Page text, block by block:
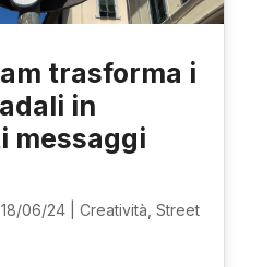
trasforma i
in
messaggi
18/06/24| Creatività Street